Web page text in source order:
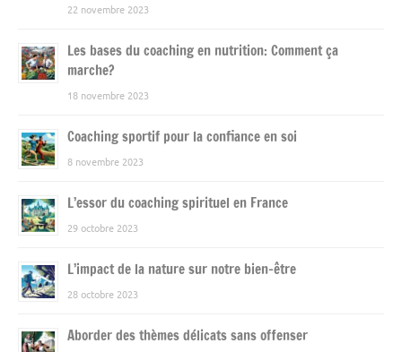
22 novembre 2023
Les bases du coaching en nutrition: Comment ça
marche?
18 novembre 2023
Coaching sportif pour la confiance en soi
8 novembre 2023
L’essor du coaching spirituel en France
29 octobre 2023
L’impact de la nature sur notre bien-être
28 octobre 2023
Aborder des thèmes délicats sans offenser